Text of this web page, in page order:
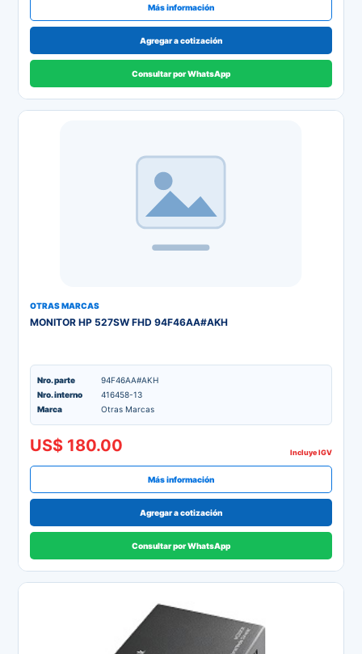
Más información
Agregar a cotización
Consultar por WhatsApp
OTRAS MARCAS
MONITOR HP 527SW FHD 94F46AA#AKH
Nro. parte
94F46AA#AKH
Nro. interno
416458-13
Marca
Otras Marcas
US$ 180.00 Incluye IGV
Más información
Agregar a cotización
Consultar por WhatsApp